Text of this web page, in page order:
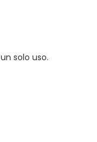
solo uso.